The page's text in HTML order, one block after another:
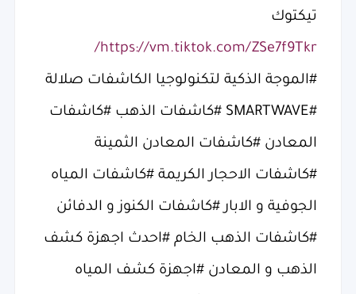
تيكتوك
https://vm.tiktok.com/ZSe7f9Tkr/
#الموجة الذكية لتكنولوجيا الكاشفات صلالة
#SMARTWAVE #كاشفات الذهب #كاشفات
المعادن #كاشفات المعادن الثمينة
#كاشفات الاحجار الكريمة #كاشفات المياه
الجوفية و الابار #كاشفات الكنوز و الدفائن
#كاشفات الذهب الخام #احدث اجهزة كشف
الذهب و المعادن #اجهزة كشف المياه